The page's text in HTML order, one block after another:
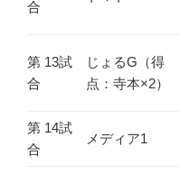
合
第 13試
合
じょるG（得
点：寺本×2）
第 14試
合
メディア1